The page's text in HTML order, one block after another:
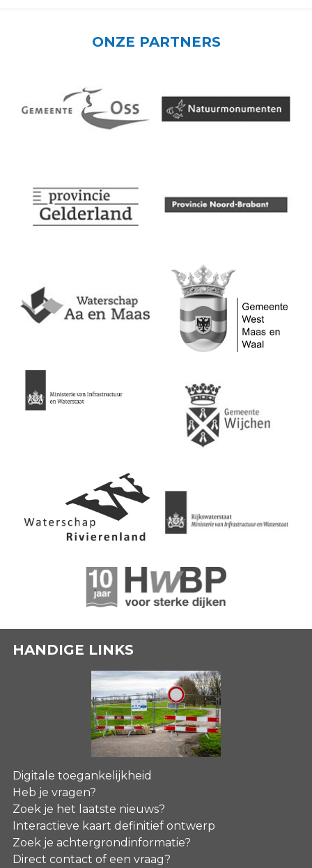
ONZE PARTNERS
HANDIGE LINKS
Digitale toegankelijkheid
Heb je vragen?
Zoek je het laatste nieuws?
Interactieve kaart definitief ontwerp
Zoek je achtergrondinformatie?
Direct contact of een vraag?